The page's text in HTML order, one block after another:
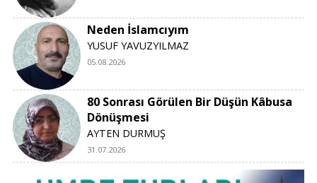
Neden İslamcıyım
YUSUF YAVUZYILMAZ
05.08.2026
80 Sonrası Görülen Bir Düşün Kâbusa
Dönüşmesi
AYTEN DURMUŞ
31.07.2026